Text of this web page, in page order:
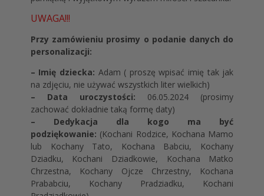
UWAGA!!!
Przy zamówieniu prosimy o podanie danych do
personalizacji:
– Imię dziecka: Adam ( proszę wpisać imię tak jak
na zdjęciu, nie używać wszystkich liter wielkich)
– Data uroczystości: 06.05.2024 (prosimy
zachować dokładnie taką formę daty)
– Dedykacja dla kogo ma być
podziękowanie: (Kochani Rodzice, Kochana Mamo
lub Kochany Tato, Kochana Babciu, Kochany
Dziadku, Kochani Dziadkowie, Kochana Matko
Chrzestna, Kochany Ojcze Chrzestny, Kochana
Prababciu, Kochany Pradziadku, Kochani